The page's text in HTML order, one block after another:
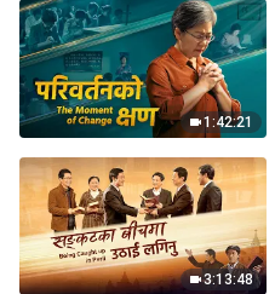
1:42:21
3:13:48